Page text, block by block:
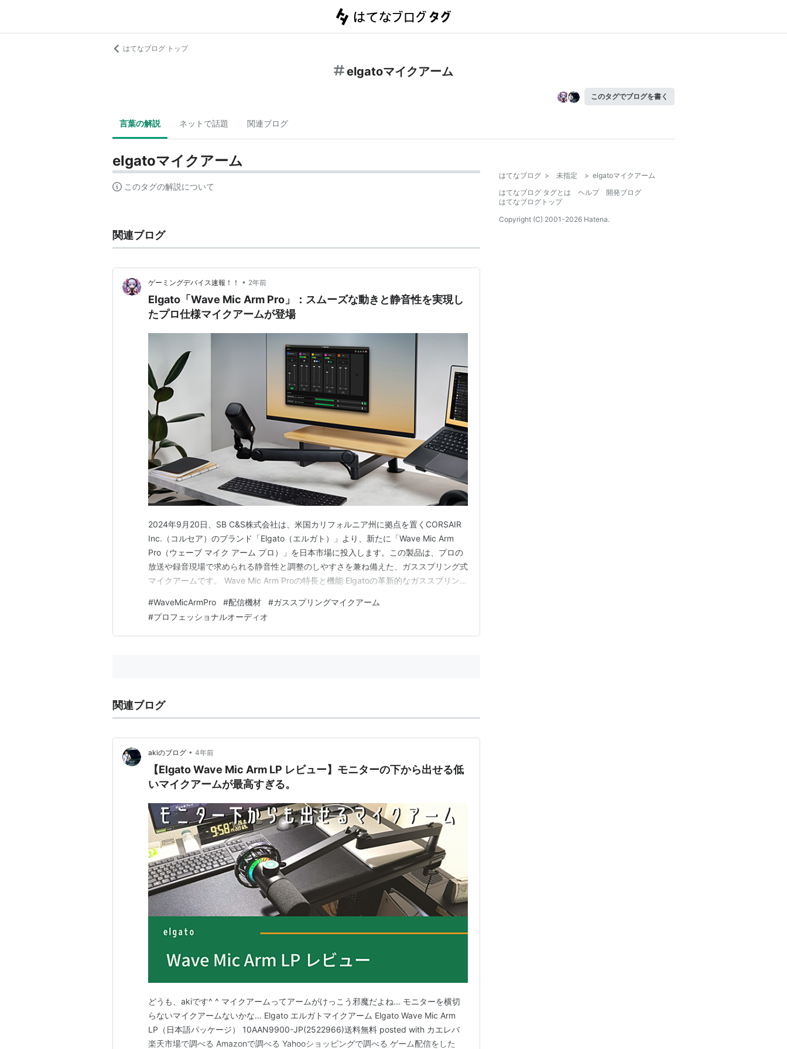
はてなブログ トップ
elgatoマイクアーム
このタグでブログを書く
言葉の解説 ネットで話題 関連ブログ
elgatoマイクアーム
このタグの解説について
関連ブログ
ゲーミングデバイス速報！！ • 2年前
Elgato「Wave Mic Arm Pro」：スムーズな動きと静音性を実現し
たプロ仕様マイクアームが登場
2024年9月20日、SB C&S株式会社は、米国カリフォルニア州に拠点を置くCORSAIR
Inc.（コルセア）のブランド「Elgato（エルガト）」より、新たに「Wave Mic Arm
Pro（ウェーブ マイク アーム プロ）」を日本市場に投入します。この製品は、プロの
放送や録音現場で求められる静音性と調整のしやすさを兼ね備えた、ガススプリング式
マイクアームです。 Wave Mic Arm Proの特長と機能 Elgatoの革新的なガススプリング
荷重性能 Wave Mic Arm Proはどんな人に最適？ 価…
#WaveMicArmPro #配信機材 #ガススプリングマイクアーム
#プロフェッショナルオーディオ
関連ブログ
akiのブログ • 4年前
【Elgato Wave Mic Arm LP レビュー】モニターの下から出せる低
いマイクアームが最高すぎる。
どうも、akiです^ ^ マイクアームってアームがけっこう邪魔だよね... モニターを横切
らないマイクアームないかな... Elgato エルガトマイクアーム Elgato Wave Mic Arm
LP（日本語パッケージ） 10AAN9900-JP(2522966)送料無料 posted with カエレバ
楽天市場で調べる Amazonで調べる Yahooショッピングで調べる ゲーム配信をした
はてなブログ > 未指定 > elgatoマイクアーム
はてなブログ タグとは
ヘルプ
開発ブログ
はてなブログトップ
Copyright (C) 2001-2026 Hatena.